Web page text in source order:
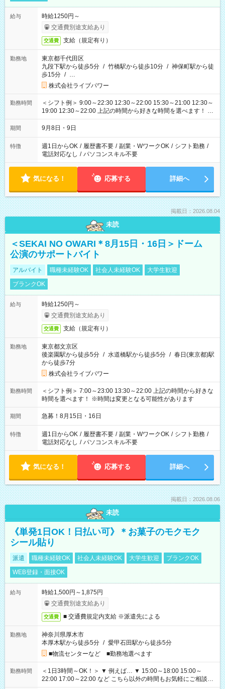
給与
時給1250円～
交通費別途支給あり
交通費 支給（規定有り）
勤務地
東京都千代田区
九段下駅から徒歩5分 / 竹橋駅から徒歩10分 / 神保町駅から徒
歩15分 / …
株式会社ライブパワー
勤務時間
＜シフト例＞ 9:00～22:30 12:30～22:00 15:30～21:00 12:30～
19:00 12:30～22:00 上記の時間から好きな時間を選べます！ ※
時間は変更となる可能性があります
期間 9月8日・9日
特徴 週1日からOK / 履歴書不要 / 副業・WワークOK / シフト勤務 /
電話対応なし / パソコンスキル不要
気になる！ 応募する 詳細へ
掲載日：2026.08.04
未読
＜SEKAI NO OWARI＊8月15日・16日＞ドーム
公演のサポートバイト
アルバイト 職種未経験OK 社会人未経験OK
大学生歓迎
ブランクOK
給与
時給1250円～
交通費別途支給あり
交通費 支給（規定有り）
勤務地
東京都文京区
後楽園駅から徒歩5分 / 水道橋駅から徒歩5分 / 春日(東京都)駅
から徒歩7分
株式会社ライブパワー
勤務時間
＜シフト例＞ 7:00～23:00 13:30～22:00 上記の時間から好きな
時間を選べます！ ※時間は変更となる可能性があります
期間 急募！8月15日・16日
特徴 週1日からOK / 履歴書不要 / 副業・WワークOK / シフト勤務 /
電話対応なし / パソコンスキル不要
気になる！ 応募する 詳細へ
掲載日：2026.08.06
未読
《単発1日OK！日払い可》＊お菓子のモクモク
シール貼り
派遣 職種未経験OK 社会人未経験OK 大学生歓迎
ブランクOK
WEB登録・面接OK
給与
時給1,500円～1,875円
交通費別途支給あり
交通費 ■ 交通費規定内支給 ※派遣先による
勤務地
神奈川県厚木市
本厚木駅から徒歩5分 / 愛甲石田駅から徒歩5分
■物流センターなど ■勤務地選べます
勤務時間
＜1日3時間～OK！＞ ▼ 例えば… ▼ 15:00～18:00 15:00～
22:00 17:00～22:00 など こちら以外の時間もお気軽にご相談く
ださい！